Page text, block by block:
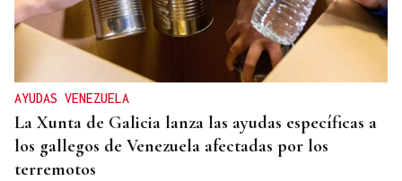
AYUDAS VENEZUELA
La Xunta de Galicia lanza las ayudas específicas a
los gallegos de Venezuela afectadas por los
terremotos